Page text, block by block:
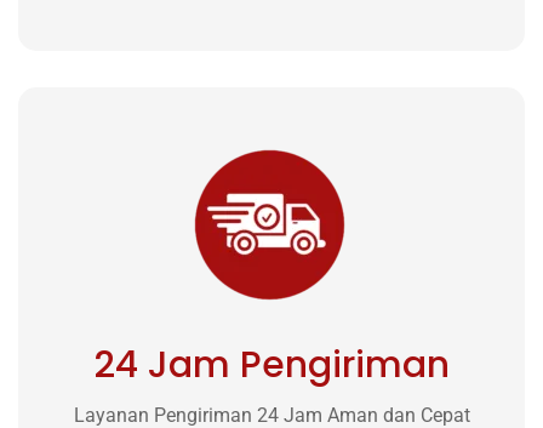
24 Jam Pengiriman
Layanan Pengiriman 24 Jam Aman dan Cepat